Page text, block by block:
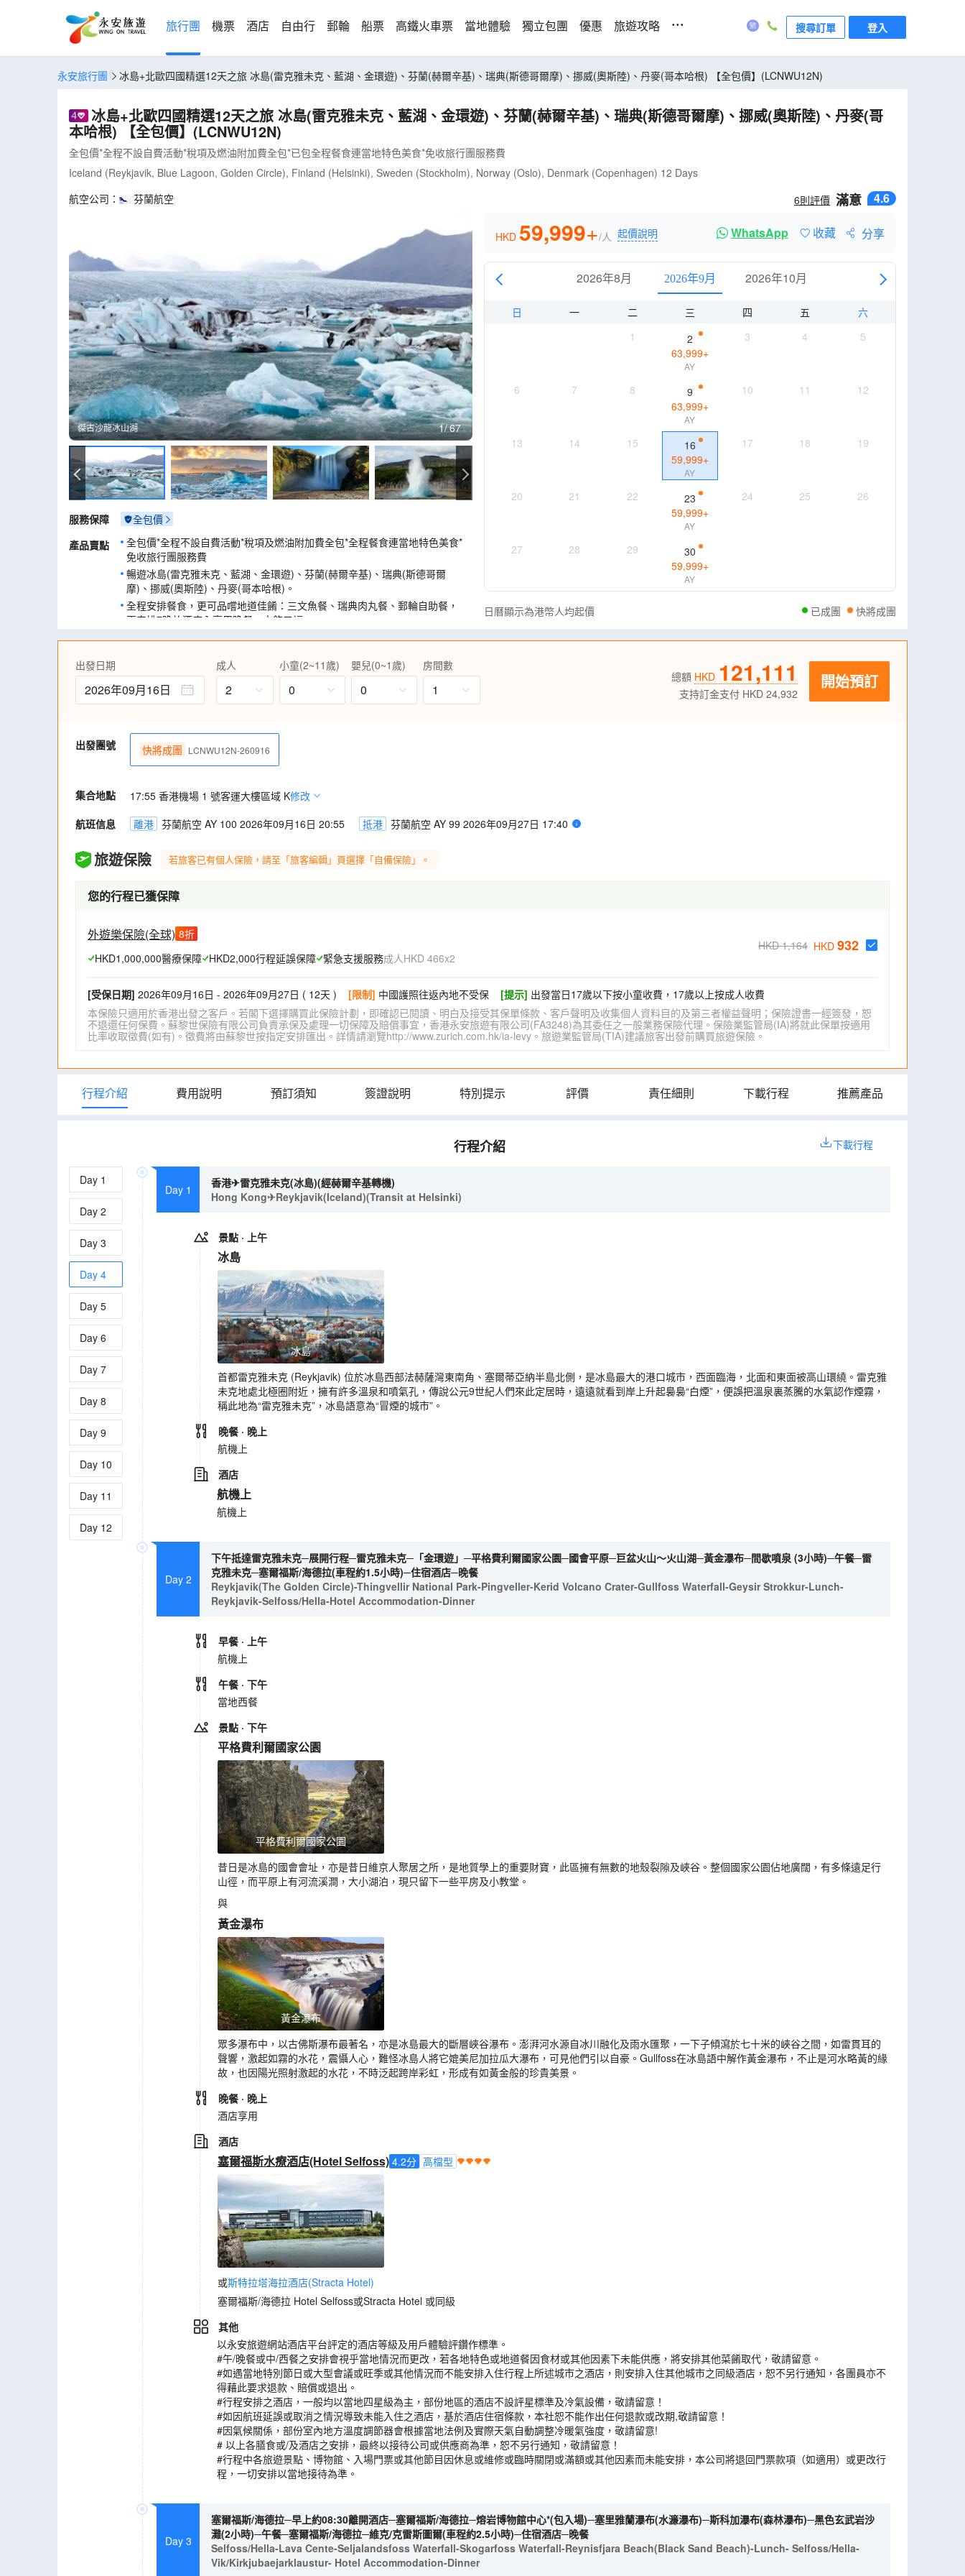
旅行團 機票 酒店 自由行 郵輪 船票 高鐵火車票 當地體驗 獨立包團 優惠 旅遊攻略 ... 搜尋訂單 登入
永安旅行團 冰島+北歐四國精選12天之旅 冰島(雷克雅未克、藍湖、金環遊)、芬蘭(赫爾辛基)、瑞典(斯德哥爾摩)、挪威(奧斯陸)、丹麥(哥本哈根) 【全包價】(LCNWU12N)
冰島+北歐四國精選12天之旅 冰島(雷克雅未克、藍湖、金環遊)、芬蘭(赫爾辛基)、瑞典(斯德哥爾摩)、挪威(奧斯陸)、丹麥(哥
本哈根) 【全包價】(LCNWU12N)
全包價*全程不設自費活動*稅項及燃油附加費全包*已包全程餐食連當地特色美食*免收旅行團服務費
Iceland (Reykjavik, Blue Lagoon, Golden Circle), Finland (Helsinki), Sweden (Stockholm), Norway (Oslo), Denmark (Copenhagen) 12 Days
航空公司：
芬蘭航空 6則評價 滿意 4.6
傑古沙龍冰山湖
傑古沙龍冰山湖 1 67
服務保障
全包價
產品賣點
全包價*全程不設自費活動*稅項及燃油附加費全包*全程餐食連當地特色美食*
免收旅行團服務費
暢遊冰島(雷克雅未克、藍湖、金環遊)、芬蘭(赫爾辛基)、瑞典(斯德哥爾
摩)、挪威(奧斯陸)、丹麥(哥本哈根)。
全程安排餐食，更可品嚐地道佳餚：三文魚餐、瑞典肉丸餐、郵輪自助餐，
更安排7晚於酒店內享用晚餐，大飽口福。
暢遊雷克雅未克必遊旅遊路線─金環遊，前往巨盆火山、黃金瀑布、間歇噴泉
一次過遊覽冰島多個著名瀑布─黃金瀑布、斯科加瀑布(森林瀑布)及塞里雅蘭
瀑布(水濂瀑布)。
前往冰島著名溫泉區～藍湖溫泉Blue Lagoon Spa，享受溫泉樂趣。
～傑古沙龍冰河湖。
參觀每年頒發諾貝爾獎得主之地〝市政廳〞；收藏了著名古船〝前進號博物
館〞。參觀令人大開眼界之〝華沙戰船博物館〞；建築奇特奧妙之〝石中教
帶您參觀為紀念各種童話家而建造之"安徒生像"、象徵丹麥之〝美人魚像〞，
乘搭豪華郵輪由赫爾辛基前往斯德哥爾摩及由奧斯陸前往哥本哈根，沿途欣
晚餐。
HKD 59,999+/人 起價說明 WhatsApp 收藏 分享
2026年8月 2026年9月 2026年10月
日 一 二 三 四 五
六
1
2
63,999+
AY
3 4 5
6 7 8
9
63,999+
AY
10 11 12
13 14 15
16
59,999+
AY
17 18 19
20 21 22
23
59,999+
AY
24 25 26
27 28 29
30
59,999+
AY
日曆顯示為港幣人均起價 已成團 快將成團
出發日期
2026年09月16日
成人
2
小童(2~11歲)
0
嬰兒(0~1歲)
0
房間數
1
總額 HKD 121,111
支持訂金支付 HKD 24,932
開始預訂
出發團號 快將成團 LCNWU12N-260916
集合地點 17:55 香港機場 1 號客運大樓區域 K修改
航班信息
離港 芬蘭航空 AY 100 2026年09月16日 20:55 抵港 芬蘭航空 AY 99 2026年09月27日 17:40
旅遊保險 若旅客已有個人保險，請至「旅客編輯」頁選擇「自備保險」。
您的行程已獲保障
外遊樂保險(全球) 8折
HKD1,000,000醫療保障 HKD2,000行程延誤保障 緊急支援服務成人HKD 466x2
HKD 1,164 HKD 932
[受保日期] 2026年09月16日 - 2026年09月27日 ( 12天 ) [限制] 中國護照往返內地不受保 [提示] 出發當日17歲以下按小童收費，17歲以上按成人收費
本保險只適用於香港出發之客戶。若閣下選擇購買此保險計劃，即確認已閱讀、明白及接受其保單條款、客戶聲明及收集個人資料目的及第三者權益聲明；保險證書一經簽發，恕
不退還任何保費。蘇黎世保險有限公司負責承保及處理一切保障及賠償事宜，香港永安旅遊有限公司(FA3248)為其委任之一般業務保險代理。保險業監管局(IA)將就此保單按適用
比率收取徵費(如有)。徵費將由蘇黎世按指定安排匯出。詳情請瀏覽http://www.zurich.com.hk/ia-levy。旅遊業監管局(TIA)建議旅客出發前購買旅遊保險。
行程介紹 費用說明 預訂須知 簽證說明 特別提示 評價 責任細則 下載行程 推薦產品
行程介紹 下載行程
Day 1
Day 2
Day 3
Day 4
Day 5
Day 6
Day 7
Day 8
Day 9
Day 10
Day 11
Day 12
Day 1
香港✈雷克雅未克(冰島)(經赫爾辛基轉機)
Hong Kong✈Reykjavik(Iceland)(Transit at Helsinki)
景點 · 上午
冰島
冰島
首都雷克雅未克 (Reykjavik) 位於冰島西部法赫薩灣東南角、塞爾蒂亞納半島北側，是冰島最大的港口城市，西面臨海，北面和東面被高山環繞。雷克雅
未克地處北極圈附近，擁有許多溫泉和噴氣孔，傳說公元9世紀人們來此定居時，遠遠就看到岸上升起裊裊“白煙”，便誤把溫泉裏蒸騰的水氣認作煙霧，
稱此地為“雷克雅未克”，冰島語意為“冒煙的城市”。
晚餐 · 晚上
航機上
酒店
航機上
航機上
Day 2
下午抵達雷克雅未克─展開行程─雷克雅未克─「金環遊」─平格費利爾國家公園─國會平原─巨盆火山～火山湖─黃金瀑布─間歇噴泉 (3小時)─午餐─雷
克雅未克─塞爾福斯/海德拉(車程約1.5小時)─住宿酒店─晚餐
Reykjavik(The Golden Circle)-Thingvellir National Park-Pingveller-Kerid Volcano Crater-Gullfoss Waterfall-Geysir Strokkur-Lunch-
Reykjavik-Selfoss/Hella-Hotel Accommodation-Dinner
早餐 · 上午
航機上
午餐 · 下午
當地西餐
景點 · 下午
平格費利爾國家公園
平格費利爾國家公園
昔日是冰島的國會會址，亦是昔日維京人聚居之所，是地質學上的重要財寶，此區擁有無數的地殼裂隙及峽谷。整個國家公園佔地廣闊，有多條遠足行
山徑，而平原上有河流溪澗，大小湖泊，現只留下一些平房及小教堂。
與
黃金瀑布
黃金瀑布
眾多瀑布中，以古佛斯瀑布最著名，亦是冰島最大的斷層峽谷瀑布。澎湃河水源自冰川融化及雨水匯聚，一下子傾瀉於七十米的峽谷之間，如雷貫耳的
聲響，激起如霧的水花，震懾人心，難怪冰島人將它媲美尼加拉瓜大瀑布，可見他們引以自豪。Gullfoss在冰島語中解作黃金瀑布，不止是河水略黃的緣
故，也因陽光照射激起的水花，不時泛起跨岸彩虹，形成有如黃金般的珍貴美景。
晚餐 · 晚上
酒店享用
酒店
塞爾福斯水療酒店(Hotel Selfoss) 4.2分 高檔型
或斯特拉塔海拉酒店(Stracta Hotel)
塞爾福斯/海德拉 Hotel Selfoss或Stracta Hotel 或同級
其他
以永安旅遊網站酒店平台評定的酒店等級及用戶體驗評鑽作標準。
#午/晚餐或中/西餐之安排會視乎當地情況而更改，若各地特色或地道餐因食材或其他因素下未能供應，將安排其他菜餚取代，敬請留意。
#如遇當地特別節日或大型會議或旺季或其他情況而不能安排入住行程上所述城市之酒店，則安排入住其他城市之同級酒店，恕不另行通知，各團員亦不
得藉此要求退款、賠償或退出。
#行程安排之酒店，一般均以當地四星級為主，部份地區的酒店不設評星標準及冷氣設備，敬請留意！
#如因航班延誤或取消之情況導致未能入住之酒店，基於酒店住宿條款，本社恕不能作出任何退款或改期,敬請留意！
#因氣候關係，部份室內地方溫度調節器會根據當地法例及實際天氣自動調整冷暖氣強度，敬請留意!
# 以上各膳食或/及酒店之安排，最終以接待公司或供應商為準，恕不另行通知，敬請留意！
#行程中各旅遊景點、博物館、入場門票或其他節目因休息或維修或臨時關閉或滿額或其他因素而未能安排，本公司將退回門票款項（如適用）或更改行
程，一切安排以當地接待為準。
Day 3
塞爾福斯/海德拉─早上約08:30離開酒店─塞爾福斯/海德拉─熔岩博物館中心*(包入場)─塞里雅蘭瀑布(水濂瀑布)─斯科加瀑布(森林瀑布)─黑色玄武岩沙
灘(2小時)─午餐─塞爾福斯/海德拉─維克/克雷斯圖爾(車程約2.5小時)─住宿酒店─晚餐
Selfoss/Hella-Lava Cente-Seljalandsfoss Waterfall-Skogarfoss Waterfall-Reynisfjara Beach(Black Sand Beach)-Lunch- Selfoss/Hella-
Vik/Kirkjubaejarklaustur- Hotel Accommodation-Dinner